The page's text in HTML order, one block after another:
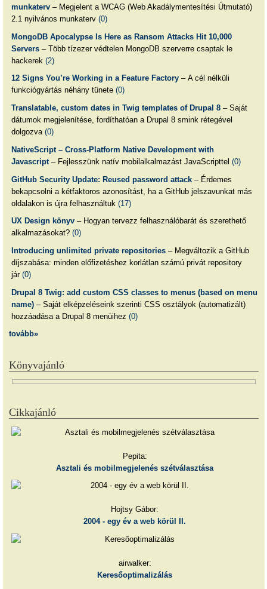
munkaterv– Megjelent a WCAG (Web Akadálymentesítési Útmutató)
2.1 nyilvános munkaterv (0)
MongoDB Apocalypse Is Here as Ransom Attacks Hit 10,000
Servers– Több tízezer védtelen MongoDB szerverre csaptak le
hackerek (2)
12 Signs You’re Working in a Feature Factory– A cél nélküli
funkciógyártás néhány tünete (0)
Translatable, custom dates in Twig templates of Drupal 8– Saját
dátumok megjelenítése, fordíthatóan a Drupal 8 smink rétegével
dolgozva (0)
NativeScript – Cross-Platform Native Development with
Javascript– Fejlesszünk natív mobilalkalmazást JavaScripttel (0)
GitHub Security Update: Reused password attack– Érdemes
bekapcsolni a kétfaktoros azonosítást, ha a GitHub jelszavunkat más
oldalakon is újra felhasználtuk (17)
UX Design könyv– Hogyan tervezz felhasználóbarát és szerethető
alkalmazásokat? (0)
Introducing unlimited private repositories– Megváltozik a GitHub
díjszabása: minden előfizetéshez korlátlan számú privát repository
jár (0)
Drupal 8 Twig: add custom CSS classes to menus (based on menu
name)– Saját elképzeléseink szerinti CSS osztályok (automatizált)
hozzáadása a Drupal 8 menüihez (0)
tovább»
Könyvajánló
Cikkajánló
Pepita:
Asztali és mobilmegjelenés szétválasztása
Hojtsy Gábor:
2004 - egy év a web körül II.
airwalker:
Keresőoptimalizálás